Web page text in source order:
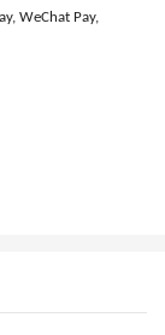
WeChat Pay,